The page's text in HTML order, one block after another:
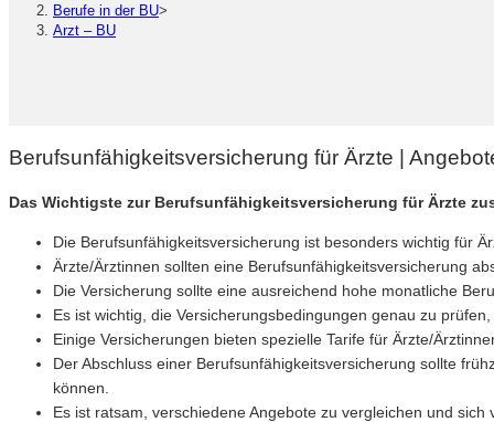
Berufe in der BU>
Arzt – BU
Berufsunfähigkeitsversicherung für Ärzte |
Das Wichtigste zur Berufsunfähigkeitsversicherung für Ärzte
Die Berufsunfähigkeitsversicherung ist besonders wichtig für
Ärzte/Ärztinnen sollten eine Berufsunfähigkeitsversicherung
Die Versicherung sollte eine ausreichend hohe monatliche
Es ist wichtig, die Versicherungsbedingungen genau zu
Einige Versicherungen bieten spezielle Tarife für Ärzte/
Der Abschluss einer Berufsunfähigkeitsversicherung sollte
können.
Es ist ratsam, verschiedene Angebote zu vergleichen und